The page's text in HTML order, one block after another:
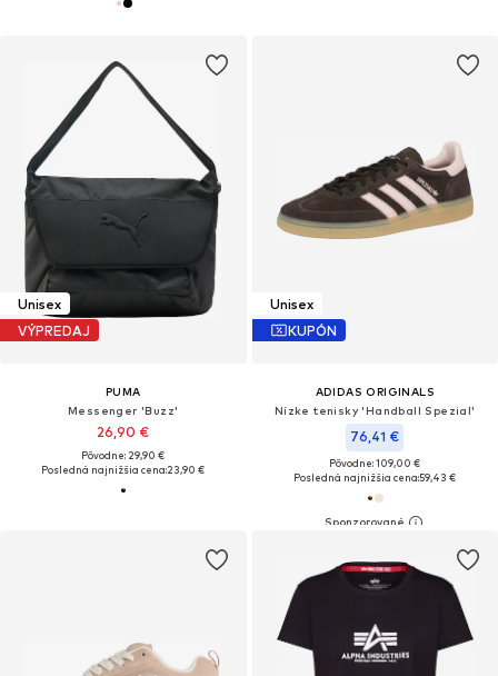
Unisex
VÝPREDAJ
PUMA
Messenger 'Buzz'
26,90 €
Pôvodne: 29,90 €
Posledná najnižšia cena:23,90 €
Unisex
KUPÓN
ADIDAS ORIGINALS
Nízke tenisky 'Handball Spezial'
76,41 €
Pôvodne: 109,00 €
Posledná najnižšia cena:59,43 €